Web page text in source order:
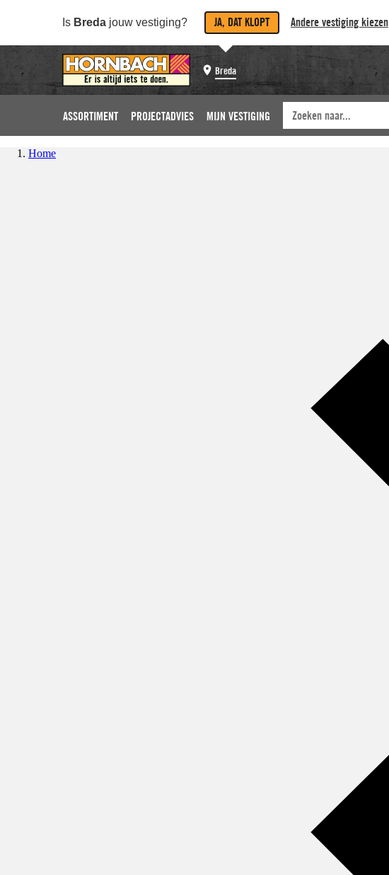
Is Breda jouw vestiging? JA, DAT KLOPT Andere vestiging kiezen
Breda
ASSORTIMENT PROJECTADVIES MIJN VESTIGING
Home